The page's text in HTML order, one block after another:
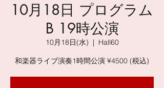
10月18日 プログラム
B 19時公演
10月18日(水)
  |
Hall60
和楽器ライブ演奏1時間公演 ¥4500 (税込)